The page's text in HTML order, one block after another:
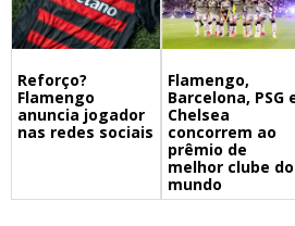
Reforço?
Flamengo
anuncia jogador
nas redes sociais
Flamengo,
Barcelona, PSG
Chelsea
concorrem ao
prêmio de
melhor clube do
mundo